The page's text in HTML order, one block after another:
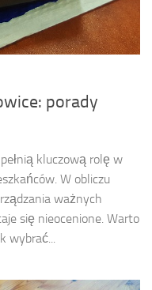
porady
kluczową rolę w
W obliczu
ważnych
się nieocenione. Warto
wybrać...